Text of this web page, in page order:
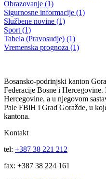
JAVNI OGLAS za izbor i
Upravnog odbora Agencije za
kantonu Goražde
18.11.2010